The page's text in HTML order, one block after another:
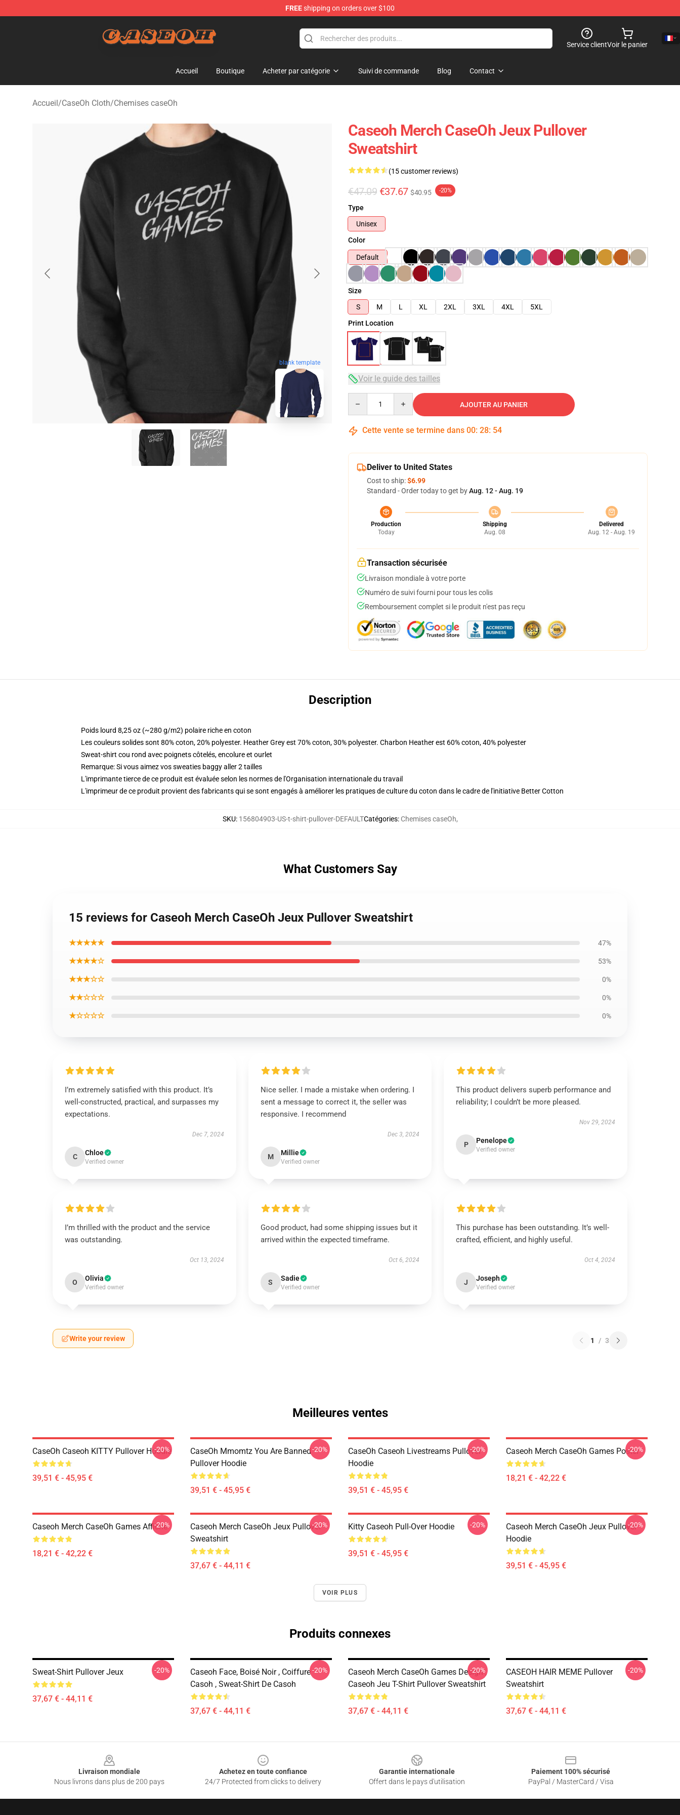
FREEshipping on orders over $100
Service clientVoir le panier
Accueil Boutique Acheter par catégorie Suivi de commande Blog Contact
Accueil/CaseOh Cloth/Chemises caseOh
blank template
Caseoh Merch CaseOh Jeux Pullover
Sweatshirt
(15 customer reviews)
€47.09 €37.67 $40.95 -20%
Type
Unisex
Color
Default
Size
S
M L XL 2XL 3XL 4XL
5XL
Print Location
Voir le guide des tailles
AJOUTER AU PANIER
Cette vente se termine dans 00: 28: 53
Deliver to United States
Cost to ship:$6.99
Standard - Order today to get byAug. 12 - Aug. 19
Production
Today
Shipping
Aug. 08
Delivered
Aug. 12 - Aug. 19
Transaction sécurisée
Livraison mondiale à votre porte
Numéro de suivi fourni pour tous les colis
Remboursement complet si le produit n'est pas reçu
Description
Poids lourd 8,25 oz (~280 g/m2) polaire riche en coton
Les couleurs solides sont 80% coton, 20% polyester. Heather Grey est 70% coton, 30% polyester. Charbon Heather est 60% coton, 40% polyester
Sweat-shirt cou rond avec poignets côtelés, encolure et ourlet
Remarque: Si vous aimez vos sweaties baggy aller 2 tailles
L'imprimante tierce de ce produit est évaluée selon les normes de l'Organisation internationale du travail
L'imprimeur de ce produit provient des fabricants qui se sont engagés à améliorer les pratiques de culture du coton dans le cadre de l'initiative Better Cotton
SKU: 156804903-US-t-shirt-pullover-DEFAULTCatégories: Chemises caseOh,
What Customers Say
15 reviews for Caseoh Merch CaseOh Jeux Pullover Sweatshirt
★★★★★ 47%
★★★★☆ 53%
★★★☆☆ 0%
★★☆☆☆ 0%
★☆☆☆☆ 0%
I’m extremely satisfied with this product. It’s
well-constructed, practical, and surpasses my
expectations.
Dec 7, 2024
C Chloe
Verified owner
Nice seller. I made a mistake when ordering. I
sent a message to correct it, the seller was
responsive. I recommend
Dec 3, 2024
M Millie
Verified owner
This product delivers superb performance and
reliability; I couldn’t be more pleased.
Nov 29, 2024
P Penelope
Verified owner
I’m thrilled with the product and the service
was outstanding.
Oct 13, 2024
O Olivia
Verified owner
Good product, had some shipping issues but it
arrived within the expected timeframe.
Oct 6, 2024
S Sadie
Verified owner
This purchase has been outstanding. It’s well-
crafted, efficient, and highly useful.
Oct 4, 2024
J Joseph
Verified owner
Write your review 1 / 3
Meilleures ventes
CaseOh Caseoh KITTY Pullover Hoodie
39,51 € - 45,95 €
-20%
CaseOh Mmomtz You Are Banned
Pullover Hoodie
39,51 € - 45,95 €
-20%
CaseOh Caseoh Livestreams Pullover
Hoodie
39,51 € - 45,95 €
-20% Caseoh Merch CaseOh Games Poster
18,21 € - 42,22 €
-20%
Caseoh Merch CaseOh Games Affiche
18,21 € - 42,22 €
-20%
Caseoh Merch CaseOh Jeux Pullover
Sweatshirt
37,67 € - 44,11 €
-20% Kitty Caseoh Pull-Over Hoodie
39,51 € - 45,95 €
-20%
Caseoh Merch CaseOh Jeux Pullover
Hoodie
39,51 € - 45,95 €
-20%
VOIR PLUS
Produits connexes
Sweat-Shirt Pullover Jeux
37,67 € - 44,11 €
-20%
Caseoh Face, Boisé Noir , Coiffure
Casoh , Sweat-Shirt De Casoh
37,67 € - 44,11 €
-20%
Caseoh Merch CaseOh Games Design ,
Caseoh Jeu T-Shirt Pullover Sweatshirt
37,67 € - 44,11 €
-20%
CASEOH HAIR MEME Pullover
Sweatshirt
37,67 € - 44,11 €
-20%
Livraison mondiale
Nous livrons dans plus de 200 pays
Achetez en toute confiance
24/7 Protected from clicks to delivery
Garantie internationale
Offert dans le pays d'utilisation
Paiement 100% sécurisé
PayPal / MasterCard / Visa